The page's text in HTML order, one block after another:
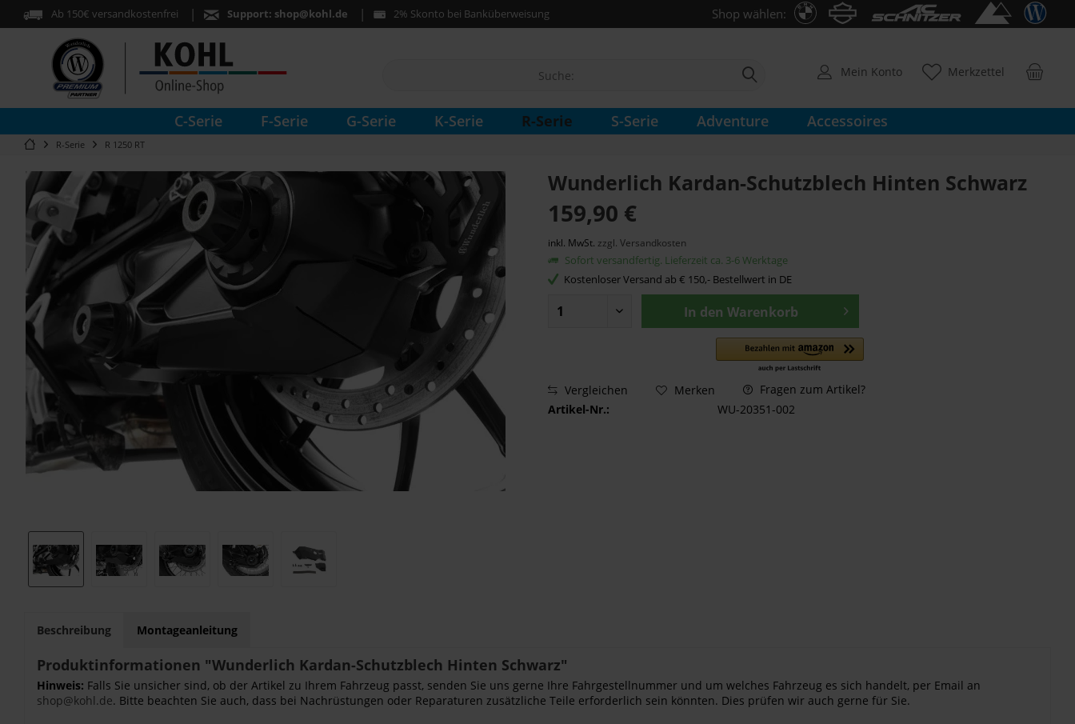
Ab 150€ versandkostenfrei Support: shop@kohl.de 2% Skonto bei Banküberweisung Shop wählen:
Merkzettel
Mein Konto
C-Serie F-Serie G-Serie K-Serie R-Serie S-Serie Adventure Accessoires
R-Serie R 1250 RT
Wunderlich Kardan-Schutzblech Hinten Schwarz
159,90 €
inkl. MwSt. zzgl. Versandkosten
Sofort versandfertig. Lieferzeit ca. 3-6 Werktage
Kostenloser Versand ab € 150,- Bestellwert in DE
In den Warenkorb
Vergleichen Merken
Fragen zum Artikel?
Artikel-Nr.:
WU-20351-002
Beschreibung Montageanleitung
Produktinformationen "Wunderlich Kardan-Schutzblech Hinten Schwarz"
Hinweis: Falls Sie unsicher sind, ob der Artikel zu Ihrem Fahrzeug passt, senden Sie uns gerne Ihre Fahrgestellnummer und um welches Fahrzeug es sich handelt, per Email an
shop@kohl.de. Bitte beachten Sie auch, dass bei Nachrüstungen oder Reparaturen zusätzliche Teile erforderlich sein könnten. Dies prüfen wir auch gerne für Sie.